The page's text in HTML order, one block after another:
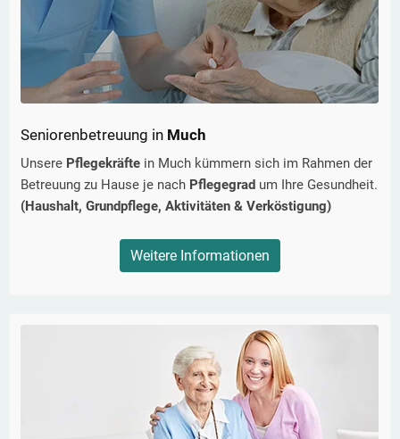
Seniorenbetreuung in Much
Unsere Pflegekräfte in Much kümmern sich im Rahmen der
Betreuung zu Hause je nach Pflegegrad um Ihre Gesundheit.
(Haushalt, Grundpflege, Aktivitäten & Verköstigung)
Weitere Informationen